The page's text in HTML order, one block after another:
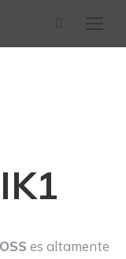
Buscar:
es altamente